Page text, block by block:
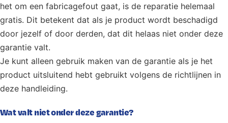
het om een fabricagefout gaat, is de reparatie helemaal
gratis. Dit betekent dat als je product wordt beschadigd
door jezelf of door derden, dat dit helaas niet onder deze
garantie valt.
Je kunt alleen gebruik maken van de garantie als je het
product uitsluitend hebt gebruikt volgens de richtlijnen in
deze handleiding.
Wat valt niet onder deze garantie?